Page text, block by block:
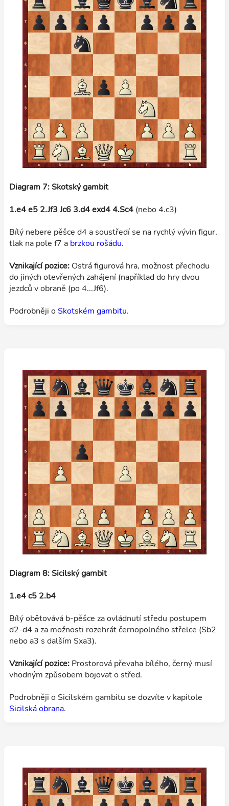
Diagram 7: Skotský gambit
1.e4 e5 2.Jf3 Jc6 3.d4 exd4 4.Sc4 (nebo 4.c3)
Bílý nebere pěšce d4 a soustředí se na rychlý vývin figur,
tlak na pole f7 a brzkou rošádu.
Vznikající pozice: Ostrá figurová hra, možnost přechodu
do jiných otevřených zahájení (například do hry dvou
jezdců v obraně (po 4...Jf6).
Podrobněji oSkotském gambitu.
Diagram 8: Sicilský gambit
1.e4 c5 2.b4
Bílý obětovává b-pěšce za ovládnutí středu postupem
d2-d4 a za možnosti rozehrát černopolného střelce (Sb2
nebo a3 s dalším Sxa3).
Vznikající pozice: Prostorová převaha bílého, černý musí
vhodným způsobem bojovat o střed.
Podrobněji o Sicilském gambitu se dozvíte v kapitole
Sicilská obrana.